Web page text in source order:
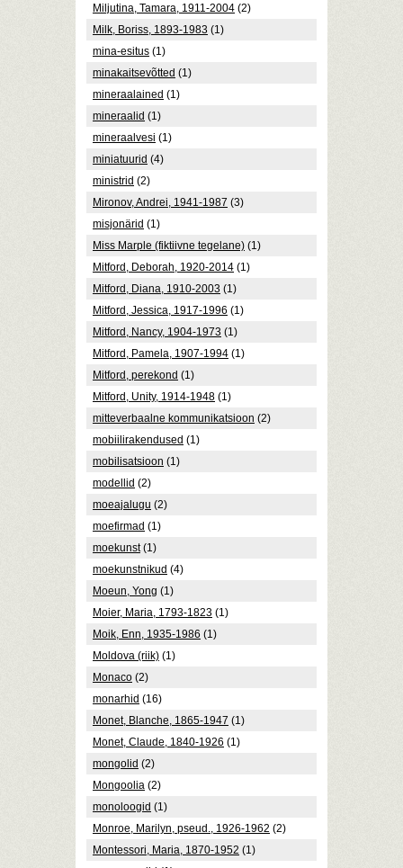
Miljutina, Tamara, 1911-2004 (2)
Milk, Boriss, 1893-1983 (1)
mina-esitus (1)
minakaitsevõtted (1)
mineraalained (1)
mineraalid (1)
mineraalvesi (1)
miniatuurid (4)
ministrid (2)
Mironov, Andrei, 1941-1987 (3)
misjonärid (1)
Miss Marple (fiktiivne tegelane) (1)
Mitford, Deborah, 1920-2014 (1)
Mitford, Diana, 1910-2003 (1)
Mitford, Jessica, 1917-1996 (1)
Mitford, Nancy, 1904-1973 (1)
Mitford, Pamela, 1907-1994 (1)
Mitford, perekond (1)
Mitford, Unity, 1914-1948 (1)
mitteverbaalne kommunikatsioon (2)
mobiilirakendused (1)
mobilisatsioon (1)
modellid (2)
moeajalugu (2)
moefirmad (1)
moekunst(1)
moekunstnikud (4)
Moeun, Yong (1)
Moier, Maria, 1793-1823 (1)
Moik, Enn, 1935-1986 (1)
Moldova (riik) (1)
Monaco (2)
monarhid (16)
Monet, Blanche, 1865-1947 (1)
Monet, Claude, 1840-1926 (1)
mongolid (2)
Mongoolia (2)
monoloogid (1)
Monroe, Marilyn, pseud., 1926-1962 (2)
Montessori, Maria, 1870-1952 (1)